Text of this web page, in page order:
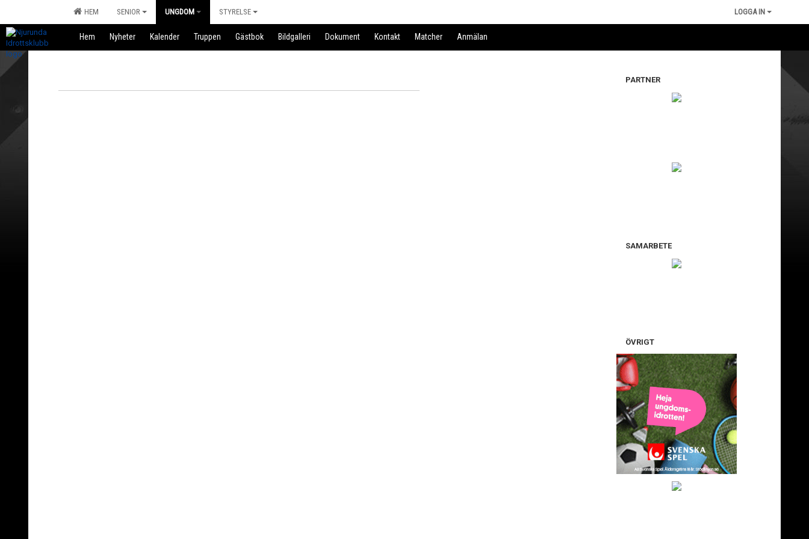
HEM SENIOR UNGDOM STYRELSE LOGGA IN
Hem Nyheter Kalender Truppen Gästbok Bildgalleri Dokument Kontakt Matcher Anmälan
PARTNER
SAMARBETE
ÖVRIGT